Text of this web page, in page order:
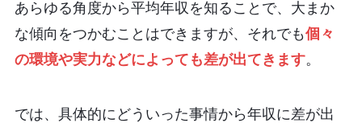
あらゆる角度から平均年収を知ることで、大まか
な傾向をつかむことはできますが、それでも個々
の環境や実力などによっても差が出てきます。
では、具体的にどういった事情から年収に差が出